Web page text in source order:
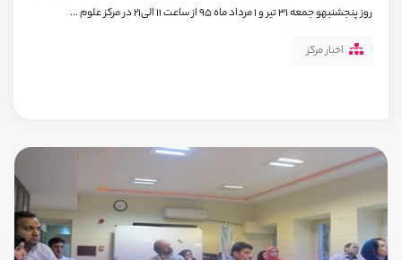
روز پنجشنبهو جمعه 31 تیر و 1 مرداد ماه 95 از ساعت 11 الی21 در مرکز علوم ...
اخبار مرکز